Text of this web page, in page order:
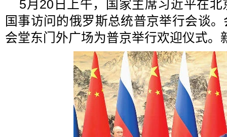
5月20日上午，国家主席习近平在
国事访问的俄罗斯总统普京举行会谈
会堂东门外广场为普京举行欢迎仪式。